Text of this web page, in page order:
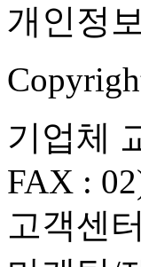
개인정
기업체
FAX :
고객센